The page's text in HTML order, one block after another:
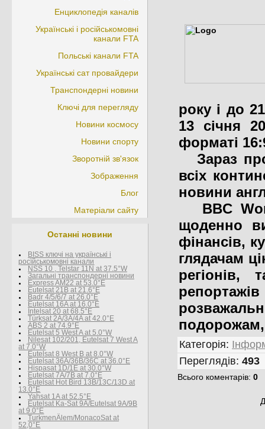
Енциклопедія каналів
Українські і російськомовні
канали FTA
Польські канали FTA
Українські сат провайдери
Транспондерні новини
Ключі для перегляду
Новини космосу
Новини спорту
Зворотній зв'язок
Зображення
Блог
Матеріали сайту
Останні новини
BISS ключі на українські і
росїйськомовні канали
NSS 10 , Telstar 11N at 37.5°W
Загальні транспондерні новини
Express AM22 at 53.0°E
Eutelsat 21B at 21.6°E
Badr 4/5/6/7 at 26.0°E
Eutelsat 16A at 16.0°E
Intelsat 20 at 68.5°E
Türksat 2A/3A/4A at 42.0°E
ABS 2 at 74.9°E
Eutelsat 5 West A at 5.0°W
Nilesat 102/201, Eutelsat 7 West A
at 7.0°W
Eutelsat 8 West В at 8.0°W
Eutelsat 36A/36B/36C at 36.0°E
Hispasat 1D/1E at 30.0°W
Eutelsat 7A/7B at 7.0°E
Eutelsat Hot Bird 13B/13C/13D at
13.0°E
Yahsat 1A at 52.5°E
Eutelsat Ka-Sat 9A/Eutelsat 9A/9B
at 9.0°E
TurkmenÄlem/MonacoSat at
52,0°E
року і до
13 січня
форматі
Зараз
всіх
новини
BBC
щоденно
фінансів,
глядачам
Категорія:
Переглядів: 493
Всього коментарів: 0